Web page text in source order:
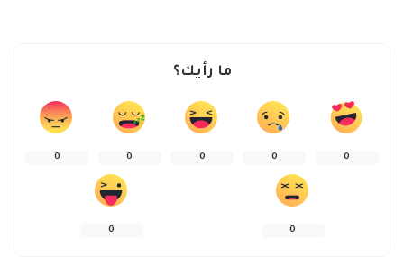
ما رأيك؟
0
0
0
0
0
0
0